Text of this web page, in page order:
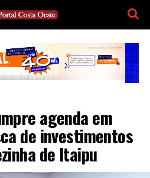
agenda em
de investimentos
de Itaipu